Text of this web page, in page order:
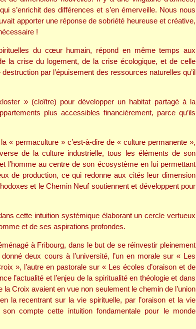
s’enrichit des différences et s’en émerveille. Nous nous
apporter une réponse de sobriété heureuse et créative,
!
du cœur humain, répond en même temps aux
la crise du logement, de la crise écologique, et de celle
par l’épuisement des ressources naturelles qu’il
» (cloître) pour développer un habitat partagé à la
plus accessibles financièrement, parce qu’ils
« permaculture » c’est-à-dire de « culture permanente »,
de la culture industrielle, tous les éléments de son
l’homme au centre de son écosystème en lui permettant
de production, ce qui redonne aux cités leur dimension
et le Chemin Neuf soutiennent et développent pour
cette intuition systémique élaborant un cercle vertueux
et de ses aspirations profondes.
à Fribourg, dans le but de se réinvestir pleinement
deux cours à l’université, l’un en morale sur « Les
», l’autre en pastorale sur « Les écoles d’oraison et de
l’actualité et l’enjeu de la spiritualité en théologie et dans
la Croix avaient en vue non seulement le chemin de l’union
la recentrant sur la vie spirituelle, par l’oraison et la vie
compte cette intuition fondamentale pour le monde